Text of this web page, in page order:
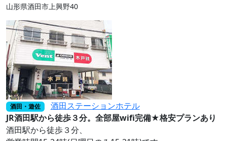
山形県酒田市上興野40
酒田・遊佐
酒田ステーションホテル
JR酒田駅から徒歩３分。全部屋wifi完備★格安プランあり
酒田駅から徒歩３分、